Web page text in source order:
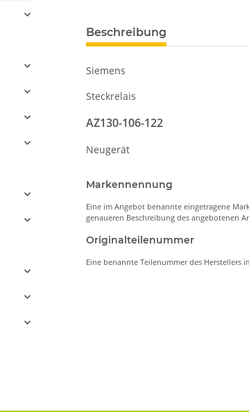
Beschreibung
Siemens
Steckrelais
AZ130-106-122
Neugerät
Markennennung
Eine im Angebot benannte eingetragene
genaueren Beschreibung des angebotenen
Originalteilenummer
Eine benannte Teilenummer des Herstellers